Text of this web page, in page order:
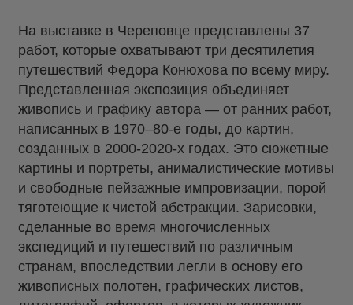
На выставке в Череповце представлены 37
работ, которые охватывают три десятилетия
путешествий Федора Конюхова по всему миру.
Представленная экспозиция объединяет
живопись и графику автора — от ранних работ,
написанных в 1970–80-е годы, до картин,
созданных в 2000-2020-х годах. Это сюжетные
картины и портреты, анималистические мотивы
и свободные пейзажные импровизации, порой
тяготеющие к чистой абстракции. Зарисовки,
сделанные во время многочисленных
экспедиций и путешествий по различным
странам, впоследствии легли в основу его
живописных полотен, графических листов,